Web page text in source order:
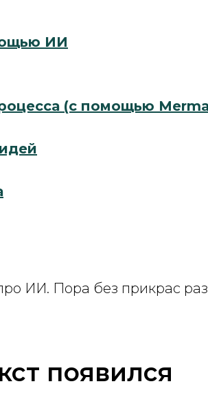
ИИ
(с помощью
ИИ. Пора без прикрас
появился